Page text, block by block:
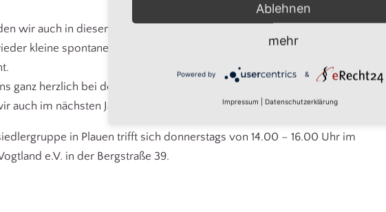
wir auch in diesem Jahr mit einem Posaunenchor begrüßt. Zwischendurch
kleine spontane Konzerte auf der Straße, es wurde mitgesungen und vor
ganz herzlich bei den Organisatoren vor Ort für diesen schönen Tag.
auch im nächsten Jahr dabei sein – dann in Roßwein am 31.08.24
in Plauen trifft sich donnerstags von 14.00 – 16.00 Uhr im
e.V. in der Bergstraße 39.
Ablehnen
mehr
Powered by &
Impressum | Datenschutzerklärung